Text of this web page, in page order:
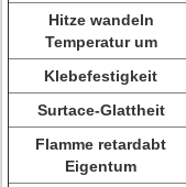
Hitze wandeln
Temperatur um
Klebefestigkeit
Surtace-Glattheit
Flamme retardabt
Eigentum